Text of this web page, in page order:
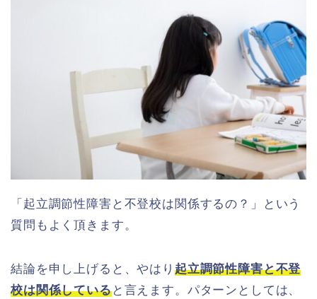
「起立調節性障害と不登校は関係するの？」という
質問もよく頂きます。
結論を申し上げると、やはり 起立調節性障害と不登
校は関係していると言えます。パターンとしては、